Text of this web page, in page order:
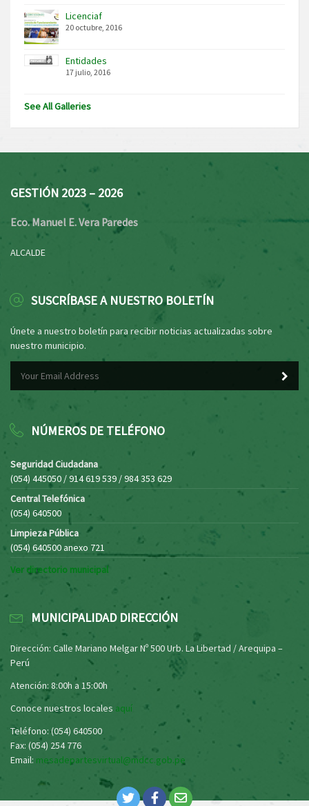
Licenciaf
20 octubre, 2016
Entidades
17 julio, 2016
See All Galleries
GESTIÓN 2023 – 2026
Eco. Manuel E. Vera Paredes
ALCALDE
SUSCRÍBASE A NUESTRO BOLETÍN
Únete a nuestro boletín para recibir noticias actualizadas sobre
nuestro municipio.
NÚMEROS DE TELÉFONO
Seguridad Ciudadana
(054) 445050 / 914 619 539 / 984 353 629
Central Telefónica
(054) 640500
Limpieza Pública
(054) 640500 anexo 721
Ver directorio municipal
MUNICIPALIDAD DIRECCIÓN
Dirección: Calle Mariano Melgar Nº 500 Urb. La Libertad / Arequipa –
Perú
Atención: 8:00h a 15:00h
Conoce nuestros locales aquí
Teléfono: (054) 640500
Fax: (054) 254 776
Email: mesadepartesvirtual@mdcc.gob.pe